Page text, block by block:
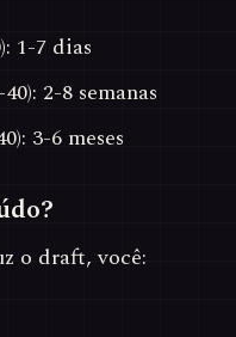
1-7 dias
2-8 semanas
3-6 meses
o draft, você: